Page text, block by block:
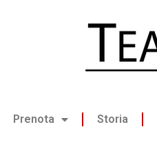
Prenota Storia